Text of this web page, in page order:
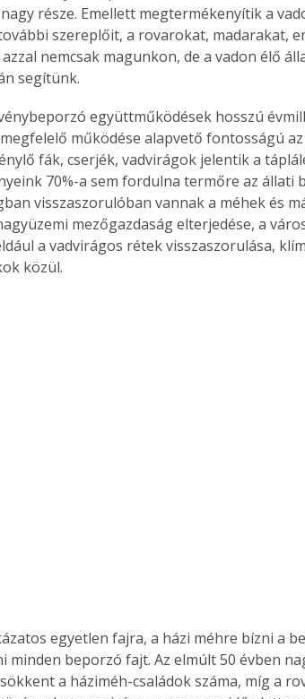
része. Emellett megtermékenyítik a
szereplőit, a rovarokat, madarakat,
nemcsak magunkon, de a vadon élő
segítünk.
együttműködések hosszú
működése alapvető fontosságú
fák, cserjék, vadvirágok jelentik a
70%-a sem fordulna termőre az állati
visszaszorulóban vannak a méhek és
mezőgazdaság elterjedése, a
a vadvirágos rétek visszaszorulása,
közül.
egyetlen fajra, a házi méhre bízni a
minden beporzó fajt. Az elmúlt 50 évben
a háziméh-családok száma, míg a